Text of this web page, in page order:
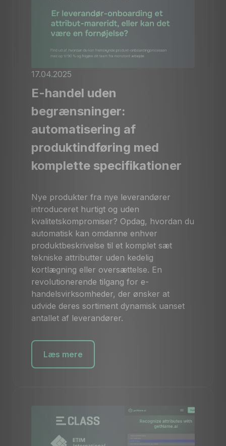
17.04.2025
E-handel uden
begrænsninger:
automatisering af
produktindføring med
komplette specifikationer
Nye produkter fra nye leverandører
introduceret hurtigt og uden
kvalitetskompromiser? Opdag, hvordan du
automatisk kan omdanne enhver
produktbeskrivelse til et komplet sæt
tekniske attributter uden kedelig
kortlægning eller oversættelse. En
revolutionerende tilgang for e-
handelsvirksomheder, der ønsker at
udvide deres sortiment dynamisk uanset
antallet af leverandører.
Læs mere